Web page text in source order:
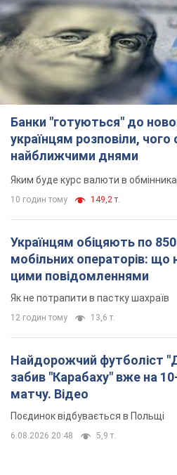
Банки "готуються" до
українцям розповіли, чого
найближчими днями
Яким буде курс валюти в
10 годин тому 149,2 т.
Українцям обіцяють по 850
мобільних операторів: що
цими повідомленнями
Як не потрапити в пастку шахраїв
12 годин тому 13,6 т.
Найдорожчий футболіст
забив "Карабаху" вже на
матчу. Відео
Поєдинок відбувається в Польщі
6.08.2026 20:48 5,9 т.